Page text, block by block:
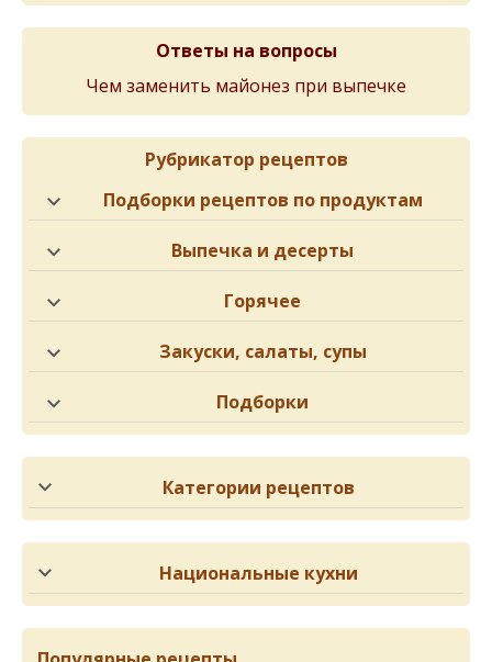
Ответы на вопросы
Чем заменить майонез при выпечке
Рубрикатор рецептов
Подборки рецептов по продуктам
Выпечка и десерты
Горячее
Закуски, салаты, супы
Подборки
Категории рецептов
Национальные кухни